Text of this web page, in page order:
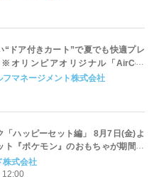
“ドア付きカート”で夏でも快適プレ
リンピアオリジナル「AirCon
ート）」導入 | ＰＧＭ
マネージメント株式会社
「ハッピーセット編」 8月7日(金)よ
ト『ポケモン』のおもちゃが期間限
株式会社
12:00